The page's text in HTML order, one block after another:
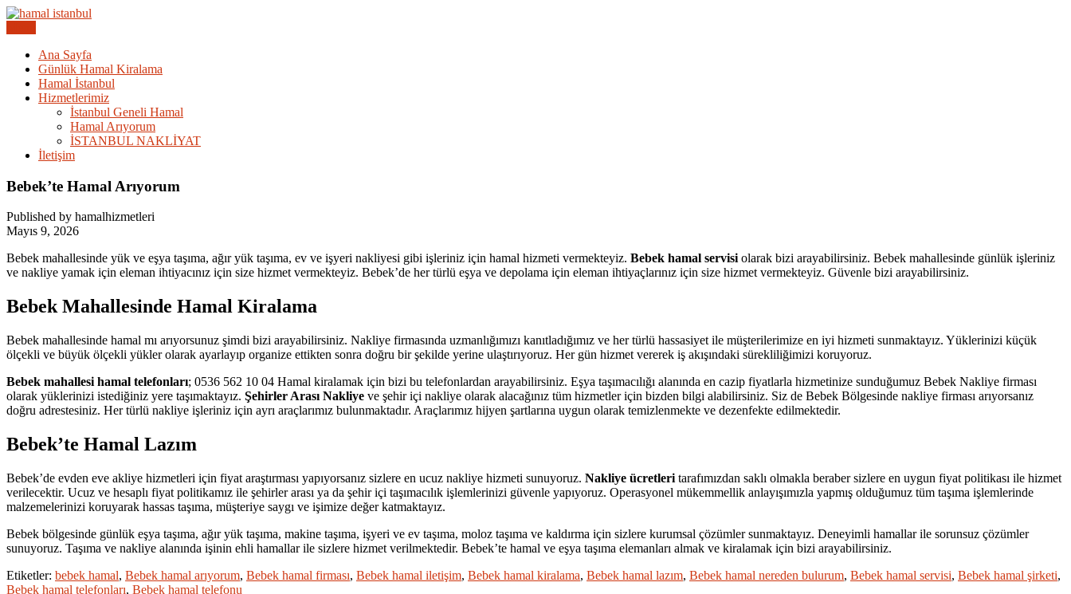
Skip
İstanbul Günlük Hamal | Hamal Arıyorum Hamal Lazım
Ana Sayfa
Günlük Hamal Kiralama
Hamal İstanbul
Hizmetlerimiz
İstanbul Geneli Hamal
Hamal Arıyorum
İSTANBUL NAKLİYAT
İletişim
Bebek’te Hamal Arıyorum
Published by hamalhizmetleri
Mayıs 9, 2026
Bebek mahallesinde yük ve eşya taşıma, ağır yük taşıma, ev ve işyeri nakliyesi gibi işleriniz için hamal hizmeti vermekteyiz. Bebek hamal servisiolarak bizi arayabilirsiniz. Bebek mahallesinde günlük işleriniz
ve nakliye yamak için eleman ihtiyacınız için size hizmet vermekteyiz. Bebek’de her türlü eşya ve depolama için eleman ihtiyaçlarınız için size hizmet vermekteyiz. Güvenle bizi arayabilirsiniz.
Bebek Mahallesinde Hamal Kiralama
Bebek mahallesinde hamal mı arıyorsunuz şimdi bizi arayabilirsiniz. Nakliye firmasında uzmanlığımızı kanıtladığımız ve her türlü hassasiyet ile müşterilerimize en iyi hizmeti sunmaktayız. Yüklerinizi küçük
ölçekli ve büyük ölçekli yükler olarak ayarlayıp organize ettikten sonra doğru bir şekilde yerine ulaştırıyoruz. Her gün hizmet vererek iş akışındaki sürekliliğimizi koruyoruz.
Bebek mahallesi hamal telefonları; 0536 562 10 04 Hamal kiralamak için bizi bu telefonlardan arayabilirsiniz. Eşya taşımacılığı alanında en cazip fiyatlarla hizmetinize sunduğumuz Bebek Nakliye firması
olarak yüklerinizi istediğiniz yere taşımaktayız. Şehirler Arası Nakliye ve şehir içi nakliye olarak alacağınız tüm hizmetler için bizden bilgi alabilirsiniz. Siz de Bebek Bölgesinde nakliye firması arıyorsanız
doğru adrestesiniz. Her türlü nakliye işleriniz için ayrı araçlarımız bulunmaktadır. Araçlarımız hijyen şartlarına uygun olarak temizlenmekte ve dezenfekte edilmektedir.
Bebek’te Hamal Lazım
Bebek’de evden eve akliye hizmetleri için fiyat araştırması yapıyorsanız sizlere en ucuz nakliye hizmeti sunuyoruz. Nakliye ücretleri tarafımızdan saklı olmakla beraber sizlere en uygun fiyat politikası ile hizmet
verilecektir. Ucuz ve hesaplı fiyat politikamız ile şehirler arası ya da şehir içi taşımacılık işlemlerinizi güvenle yapıyoruz. Operasyonel mükemmellik anlayışımızla yapmış olduğumuz tüm taşıma işlemlerinde
malzemelerinizi koruyarak hassas taşıma, müşteriye saygı ve işimize değer katmaktayız.
Bebek bölgesinde günlük eşya taşıma, ağır yük taşıma, makine taşıma, işyeri ve ev taşıma, moloz taşıma ve kaldırma için sizlere kurumsal çözümler sunmaktayız. Deneyimli hamallar ile sorunsuz çözümler
sunuyoruz. Taşıma ve nakliye alanında işinin ehli hamallar ile sizlere hizmet verilmektedir. Bebek’te hamal ve eşya taşıma elemanları almak ve kiralamak için bizi arayabilirsiniz.
Etiketler: bebek hamal, Bebek hamal arıyorum, Bebek hamal firması, Bebek hamal iletişim, Bebek hamal kiralama, Bebek hamal lazım, Bebek hamal nereden bulurum, Bebek hamal servisi, Bebek hamal şirketi,
Bebek hamal telefonları, Bebek hamal telefonu